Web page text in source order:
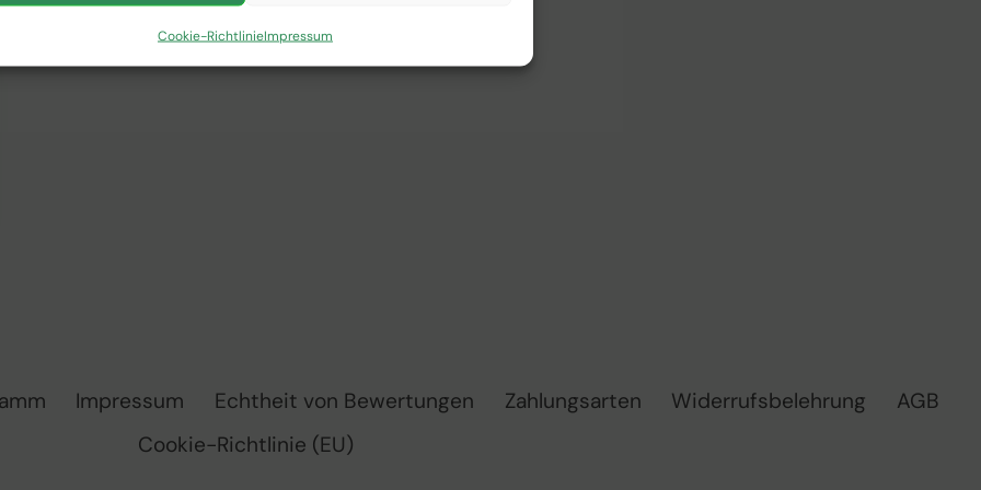
Cookie-RichtlinieImpressum
Impressum Echtheit von Bewertungen Zahlungsarten Widerrufsbelehrung
AGB
Cookie-Richtlinie (EU)